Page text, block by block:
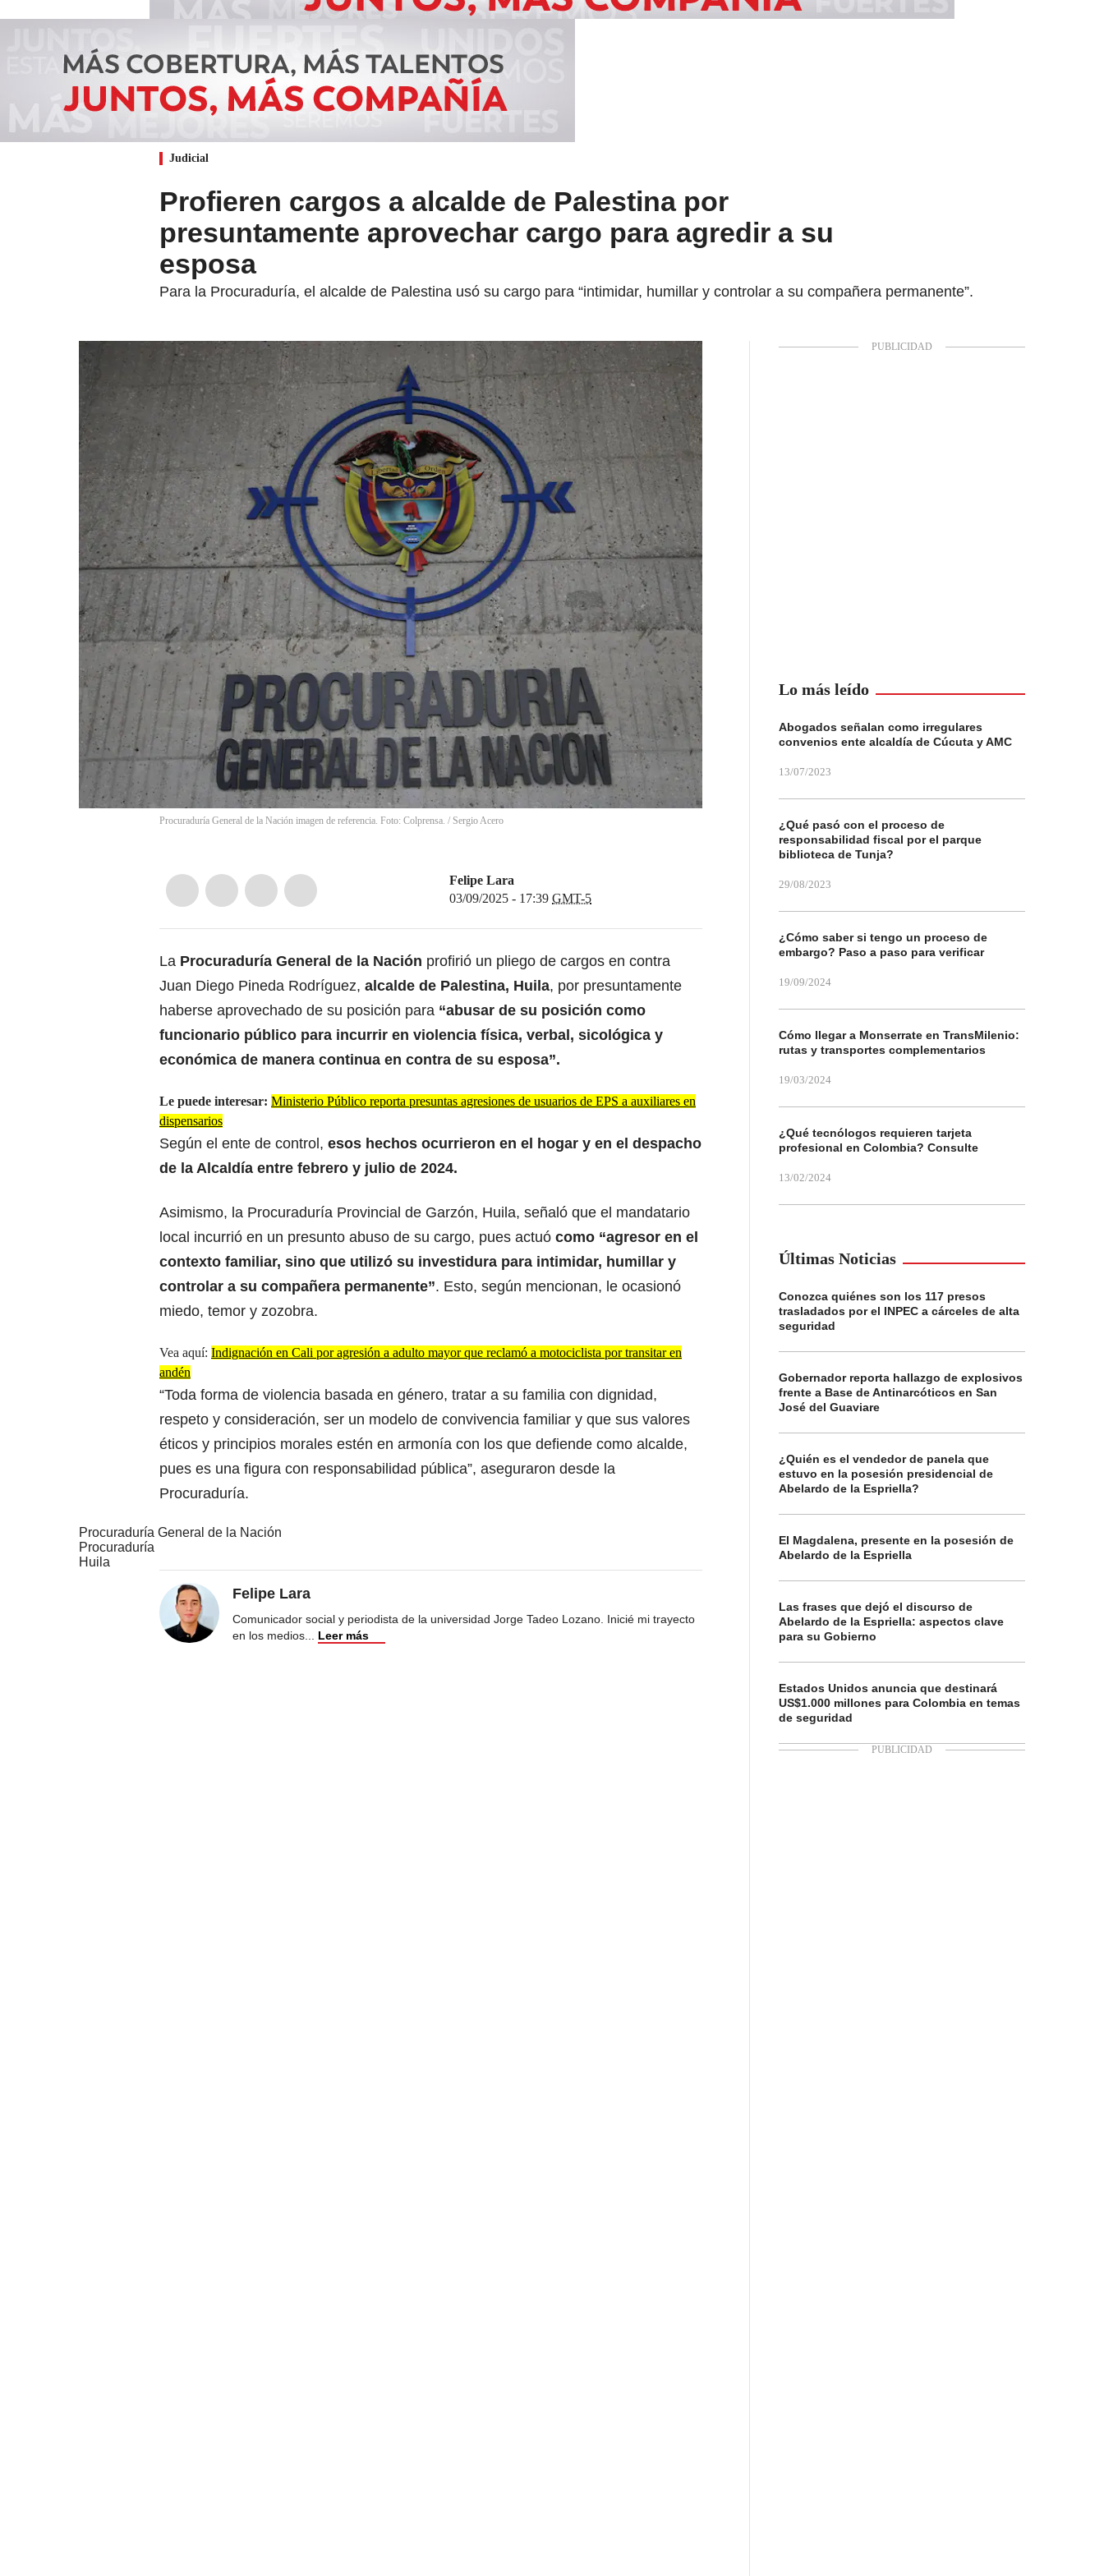
Judicial
Profieren cargos a alcalde de Palestina por
presuntamente aprovechar cargo para agredir a su
esposa
Para la Procuraduría, el alcalde de Palestina usó su cargo para “intimidar, humillar y controlar a su compañera permanente”.
Procuraduría General de la Nación imagen de referencia. Foto: Colprensa. / Sergio Acero
Felipe Lara
03/09/2025 - 17:39 GMT-5
La Procuraduría General de la Nación profirió un pliego de cargos en contra
Juan Diego Pineda Rodríguez, alcalde de Palestina, Huila, por presuntamente
haberse aprovechado de su posición para “abusar de su posición como
funcionario público para incurrir en violencia física, verbal, sicológica y
económica de manera continua en contra de su esposa”.
Le puede interesar: Ministerio Público reporta presuntas agresiones de usuarios de EPS a auxiliares en
dispensarios
Según el ente de control, esos hechos ocurrieron en el hogar y en el despacho
de la Alcaldía entre febrero y julio de 2024.
Asimismo, la Procuraduría Provincial de Garzón, Huila, señaló que el mandatario
local incurrió en un presunto abuso de su cargo, pues actuó como “agresor en el
contexto familiar, sino que utilizó su investidura para intimidar, humillar y
controlar a su compañera permanente”. Esto, según mencionan, le ocasionó
miedo, temor y zozobra.
Vea aquí: Indignación en Cali por agresión a adulto mayor que reclamó a motociclista por transitar en
andén
“Toda forma de violencia basada en género, tratar a su familia con dignidad,
respeto y consideración, ser un modelo de convivencia familiar y que sus valores
éticos y principios morales estén en armonía con los que defiende como alcalde,
pues es una figura con responsabilidad pública”, aseguraron desde la
Procuraduría.
Procuraduría General de la Nación
Procuraduría
Huila
Felipe Lara
Comunicador social y periodista de la universidad Jorge Tadeo Lozano. Inicié mi trayecto
en los medios... Leer más
Lo más leído
Abogados señalan como irregulares
convenios ente alcaldía de Cúcuta y AMC
13/07/2023
¿Qué pasó con el proceso de
responsabilidad fiscal por el parque
biblioteca de Tunja?
29/08/2023
¿Cómo saber si tengo un proceso de
embargo? Paso a paso para verificar
19/09/2024
Cómo llegar a Monserrate en TransMilenio:
rutas y transportes complementarios
19/03/2024
¿Qué tecnólogos requieren tarjeta
profesional en Colombia? Consulte
13/02/2024
Últimas Noticias
Conozca quiénes son los 117 presos
trasladados por el INPEC a cárceles de alta
seguridad
Gobernador reporta hallazgo de explosivos
frente a Base de Antinarcóticos en San
José del Guaviare
¿Quién es el vendedor de panela que
estuvo en la posesión presidencial de
Abelardo de la Espriella?
El Magdalena, presente en la posesión de
Abelardo de la Espriella
Las frases que dejó el discurso de
Abelardo de la Espriella: aspectos clave
para su Gobierno
Estados Unidos anuncia que destinará
US$1.000 millones para Colombia en temas
de seguridad